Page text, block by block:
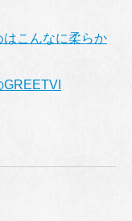
こんなに柔らか
GREETVI